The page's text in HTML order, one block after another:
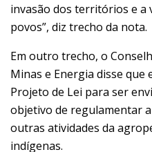
invasão dos territórios e a
povos”, diz trecho da nota.
Em outro trecho, o
Minas e Energia disse
Projeto de Lei para ser
objetivo de regulamentar
outras atividades da
indígenas.